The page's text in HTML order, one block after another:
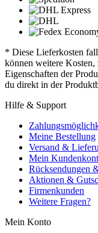
* Diese Lieferkosten
können weitere
Eigenschaften der
du direkt in der
Hilfe & Support
Meine Bestellung
Versand &
Mein
Rücksendungen
Aktionen &
Firmenkunden
Weitere Fragen?
Mein Konto